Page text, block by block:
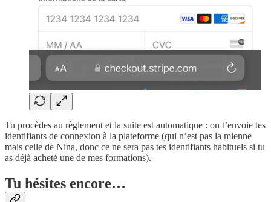
Tu procèdes au règlement et la suite est automatique : on t’envoie tes
identifiants de connexion à la plateforme (qui n’est pas la mienne
mais celle de Nina, donc ce ne sera pas tes identifiants habituels si tu
as déjà acheté une de mes formations).
Tu hésites encore…